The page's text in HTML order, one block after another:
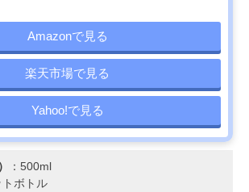
Amazonで見る
楽天市場で見る
Yahoo!で見る
：500ml
ボトル